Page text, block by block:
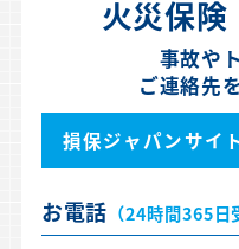
火災保
事故や
ご連絡先
損保ジャパンサイ
お電話 （24時間365日